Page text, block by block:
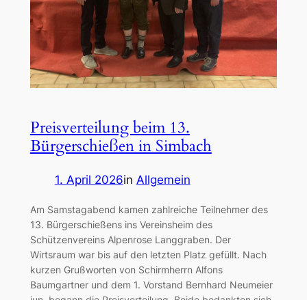
Preisverteilung beim 13.
Bürgerschießen in Simbach
1. April 2026in Allgemein
Am Samstagabend kamen zahlreiche Teilnehmer des
13. Bürgerschießens ins Vereinsheim des
Schützenvereins Alpenrose Langgraben. Der
Wirtsraum war bis auf den letzten Platz gefüllt. Nach
kurzen Grußworten von Schirmherrn Alfons
Baumgartner und dem 1. Vorstand Bernhard Neumeier